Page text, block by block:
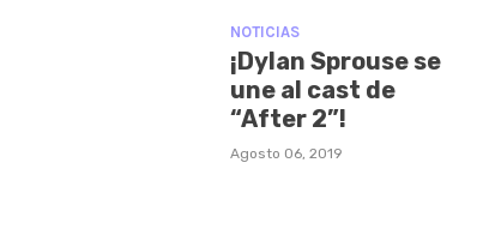
NOTICIAS
¡Dylan Sprouse se
une al cast de
“After 2”!
Agosto 06, 2019